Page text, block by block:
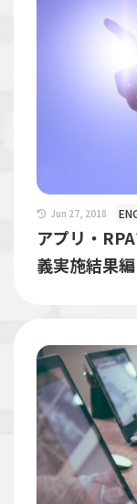
Jun 27, 2018
アプリ・
義実施結果